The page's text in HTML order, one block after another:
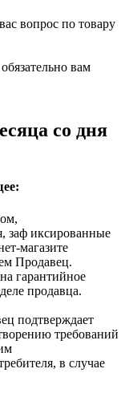
вопрос по товару
вам
со дня
заф иксированные
магазите
Продавец.
гарантийное
продавца.
подтверждает
требований
в случае